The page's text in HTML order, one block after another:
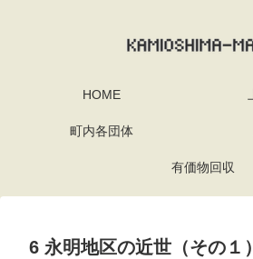
HOME
町内各団体
有価物回収
6 永明地区の近世（その１）